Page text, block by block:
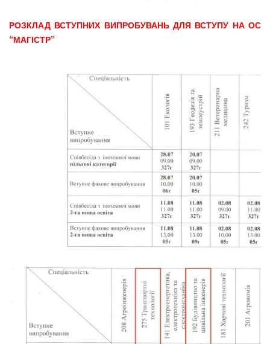
РОЗКЛАД ВСТУПНИХ ВИПРОБУВАНЬ ДЛЯ ВСТУПУ НА ОС
“МАГІСТР”